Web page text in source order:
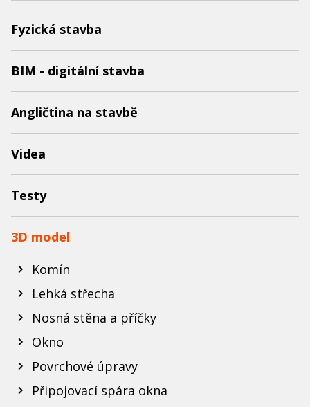
Fyzická stavba
BIM - digitální stavba
Angličtina na stavbě
Videa
Testy
3D model
Komín
Lehká střecha
Nosná stěna a příčky
Okno
Povrchové úpravy
Připojovací spára okna